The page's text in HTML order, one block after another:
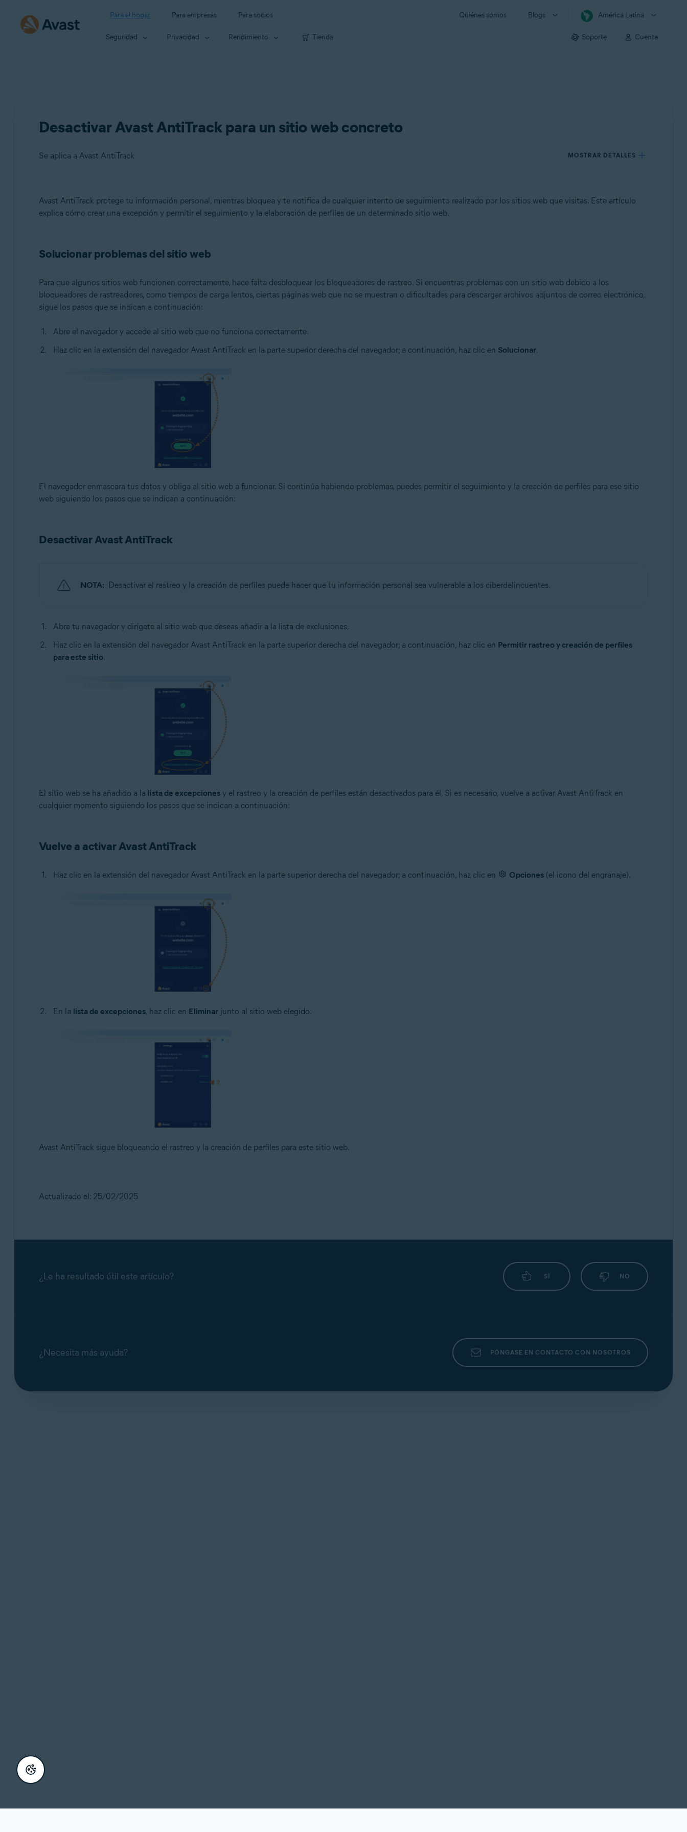
Para el hogar Para empresas Para socios Quiénes somos Blogs América Latina
Seguridad Privacidad Rendimiento Tienda Soporte Cuenta
Desactivar Avast AntiTrack para un sitio web concreto
Se aplica a Avast AntiTrack MOSTRAR DETALLES
Productos:
Avast AntiTrack
Windows
Avast AntiTrack protege tu información personal, mientras bloquea y te notifica de cualquier intento de seguimiento realizado por los sitios web que visitas. Este artículo
explica cómo crear una excepción y permitir el seguimiento y la elaboración de perfiles de un determinado sitio web.
Solucionar problemas del sitio web
Para que algunos sitios web funcionen correctamente, hace falta desbloquear los bloqueadores de rastreo. Si encuentras problemas con un sitio web debido a los
bloqueadores de rastreadores, como tiempos de carga lentos, ciertas páginas web que no se muestran o dificultades para descargar archivos adjuntos de correo electrónico,
sigue los pasos que se indican a continuación:
Abre el navegador y accede al sitio web que no funciona correctamente.
Haz clic en la extensión del navegador Avast AntiTrack en la parte superior derecha del navegador; a continuación, haz clic en Solucionar.
El navegador enmascara tus datos y obliga al sitio web a funcionar. Si continúa habiendo problemas, puedes permitir el seguimiento y la creación de perfiles para ese sitio
web siguiendo los pasos que se indican a continuación:
Desactivar Avast AntiTrack
NOTA: Desactivar el rastreo y la creación de perfiles puede hacer que tu información personal sea vulnerable a los ciberdelincuentes.
Abre tu navegador y dirígete al sitio web que deseas añadir a la lista de exclusiones.
Haz clic en la extensión del navegador Avast AntiTrack en la parte superior derecha del navegador; a continuación, haz clic en Permitir rastreo y creación de perfiles
para este sitio.
El sitio web se ha añadido a la lista de excepcionesy el rastreo y la creación de perfiles están desactivados para él. Si es necesario, vuelve a activar Avast AntiTrack en
cualquier momento siguiendo los pasos que se indican a continuación:
Vuelve a activar Avast AntiTrack
Haz clic en la extensión del navegador Avast AntiTrack en la parte superior derecha del navegador; a continuación, haz clic en Opciones(el icono del engranaje).
En la lista de excepciones, haz clic en Eliminar junto al sitio web elegido.
Avast AntiTrack sigue bloqueando el rastreo y la creación de perfiles para este sitio web.
Actualizado el: 25/02/2025
¿Le ha resultado útil este artículo? SÍ NO
¿Necesita más ayuda? PÓNGASE EN CONTACTO CON NOSOTROS